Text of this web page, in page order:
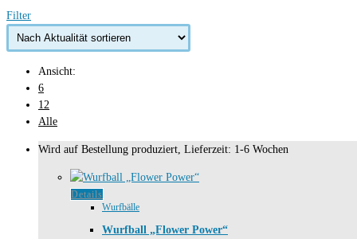
Filter
Ansicht:
6
12
Alle
Wird auf Bestellung produziert, Lieferzeit: 1-6 Wochen
Details
Wurfbälle
Wurfball „Flower Power“